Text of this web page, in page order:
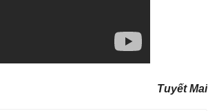
Tuyết Mai